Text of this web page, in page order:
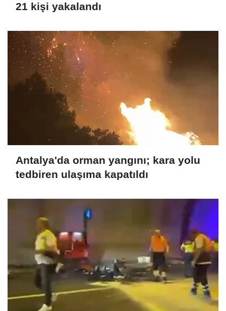
21 kişi yakalandı
Antalya'da orman yangını; kara yolu
tedbiren ulaşıma kapatıldı